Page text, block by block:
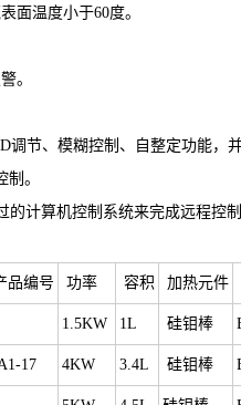
面温度小于60度。
。
节、模糊控制、自整定功能，
。
计算机控制系统来完成远程控
品编号 功率 容积 加热元件
1.5KW 1L 硅钼棒
17 4KW 3.4L 硅钼棒